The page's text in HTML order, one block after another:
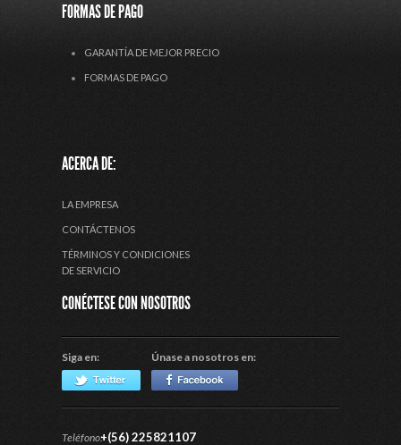
FORMAS DE PAGO
GARANTÍA DE MEJOR PRECIO
FORMAS DE PAGO
ACERCA DE:
LA EMPRESA
CONTÁCTENOS
TÉRMINOS Y CONDICIONES
DE SERVICIO
CONÉCTESE CON NOSOTROS
Siga en: Únase a nosotros en:
Teléfono:+(56) 225821107